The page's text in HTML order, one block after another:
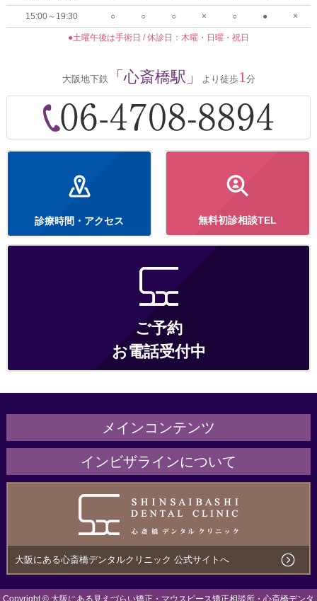
15:00～19:30 ○ ○ ○ × ○ ● ×
●土曜午後は手術日 / 休診日：木曜・日曜・祝日
大阪地下鉄 「心斎橋駅」 より徒歩1 分
診療時間・アクセス 無料初診相談TEL
ご予約
お電話受付中
メインコンテンツ
医院紹介
治療の流れ・サポート
インビザラインについて
こんな方にオススメ
大阪にある心斎橋デンタルクリニック 公式サイトへ
Copyright © 大阪にある見えづらい矯正・マウスピース矯正相談所・心斎橋デンタ